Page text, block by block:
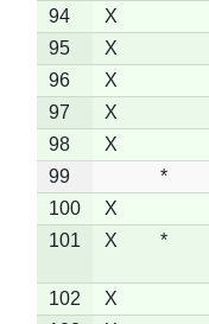
94
X
95
X
96
X
97
X
98
X
99
*
100
X
101
X *
102 X